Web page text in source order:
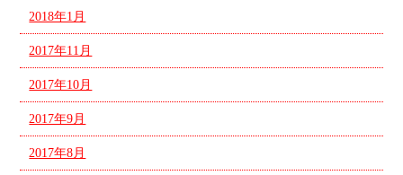
2018年1月
2017年11月
2017年10月
2017年9月
2017年8月